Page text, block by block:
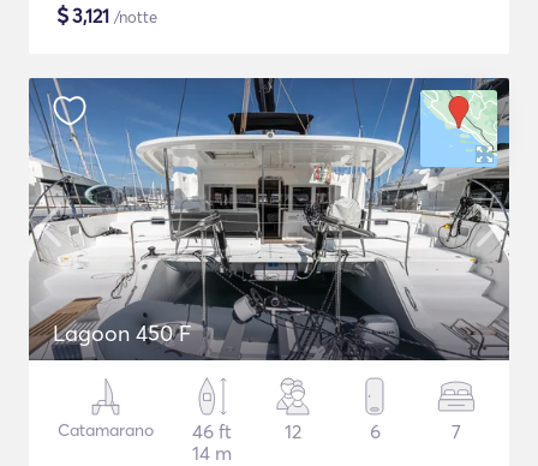
$3,121 /notte
Lagoon 450 F
Catamarano
46 ft
14 m
12 6 7